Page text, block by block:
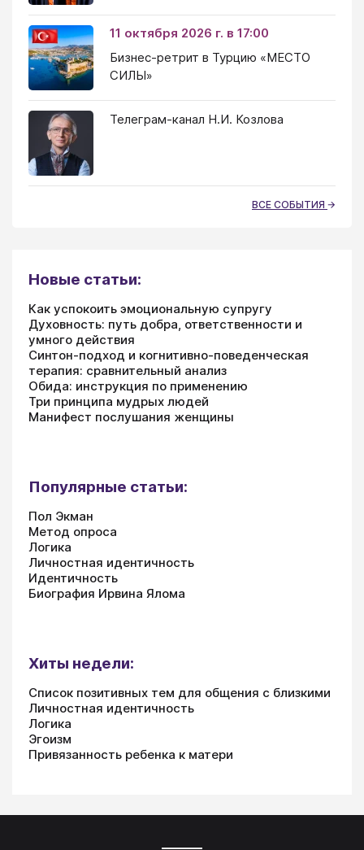
11 октября 2026 г. в 17:00
Бизнес-ретрит в Турцию «МЕСТО
СИЛЫ»
Телеграм-канал Н.И. Козлова
ВСЕ СОБЫТИЯ
Новые статьи:
Как успокоить эмоциональную супругу
Духовность: путь добра, ответственности и
умного действия
Синтон-подход и когнитивно-поведенческая
терапия: сравнительный анализ
Обида: инструкция по применению
Три принципа мудрых людей
Манифест послушания женщины
Популярные статьи:
Пол Экман
Метод опроса
Логика
Личностная идентичность
Идентичность
Биография Ирвина Ялома
Хиты недели:
Список позитивных тем для общения с близкими
Личностная идентичность
Логика
Эгоизм
Привязанность ребенка к матери